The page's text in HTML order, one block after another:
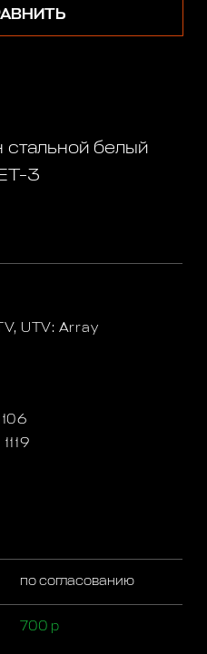
стальной белый
3
UTV: Array
по согласованию
700 р